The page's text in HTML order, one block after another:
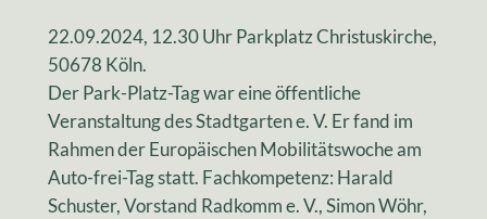
22.09.2024, 12.30 Uhr Parkplatz Christuskirche,
50678 Köln.
Der Park-Platz-Tag war eine öffentliche
Veranstaltung des Stadtgarten e. V. Er fand im
Rahmen der Europäischen Mobilitätswoche am
Auto-frei-Tag statt. Fachkompetenz: Harald
Schuster, Vorstand Radkomm e. V., Simon Wöhr,